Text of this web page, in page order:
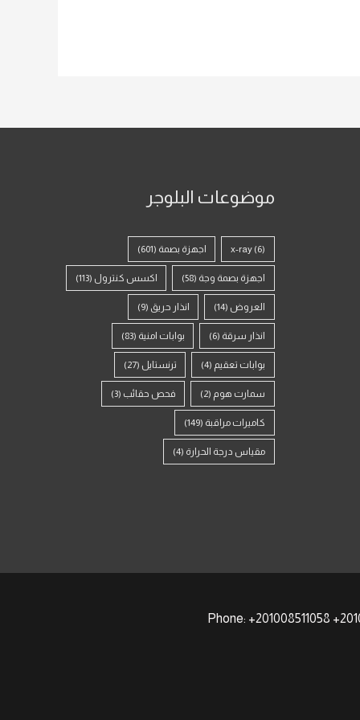
موضوعات البلوجر
x-ray (6) اجهزة بصمة (601)
اجهزة بصمة وجة (58) اكسس كنترول (113)
العروض (14) انذار حريق (9)
انذار سرقة (6) بوابات امنية (83)
بوابات تعقيم (4) ترنستايل (27)
سمارت هوم (2) فحص حقائب (3)
كاميرات مراقبة (149)
مقياس درجة الحرارة (4)